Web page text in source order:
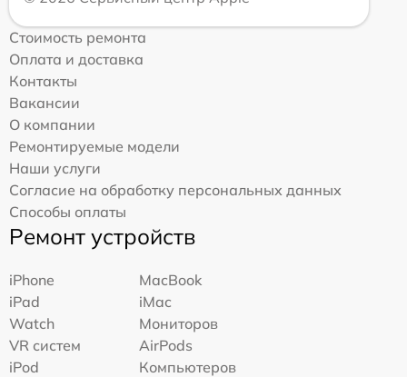
Стоимость ремонта
Оплата и доставка
Контакты
Вакансии
О компании
Ремонтируемые модели
Наши услуги
Согласие на обработку персональных данных
Способы оплаты
Ремонт устройств
iPhone
MacBook
iPad
iMac
Watch
Мониторов
VR систем
AirPods
iPod
Компьютеров